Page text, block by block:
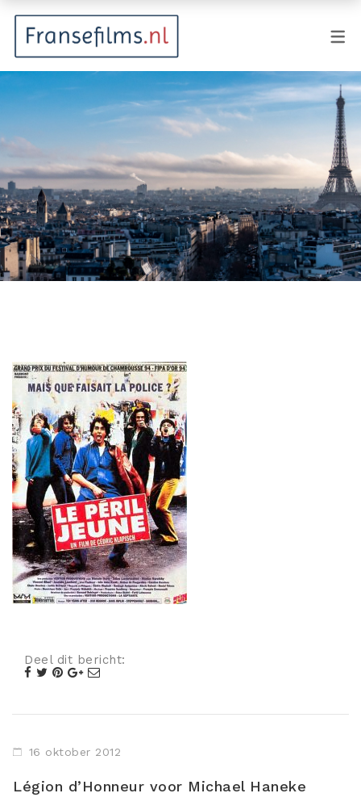
Animatie
Documentaire
Drama
Fantasy
Horror
Misdaad
Musical
Oorlogsfilm
Romantische komedie
Thriller
Deel dit bericht:
16 oktober 2012
Légion d’Honneur voor Michael Haneke